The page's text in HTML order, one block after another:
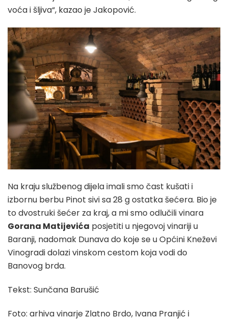
voća i šljiva“, kazao je Jakopović.
Na kraju službenog dijela imali smo čast kušati i
izbornu berbu Pinot sivi sa 28 g ostatka šećera. Bio je
to dvostruki šećer za kraj, a mi smo odlučili vinara
Gorana Matijevića posjetiti u njegovoj vinariji u
Baranji, nadomak Dunava do koje se u Općini Kneževi
Vinogradi dolazi vinskom cestom koja vodi do
Banovog brda.
Tekst: Sunčana Barušić
Foto: arhiva vinarje Zlatno Brdo, Ivana Pranjić i